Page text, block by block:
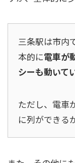
三条駅は市内
本的に電車が
シーも動いて
ただし、電車
に列ができる